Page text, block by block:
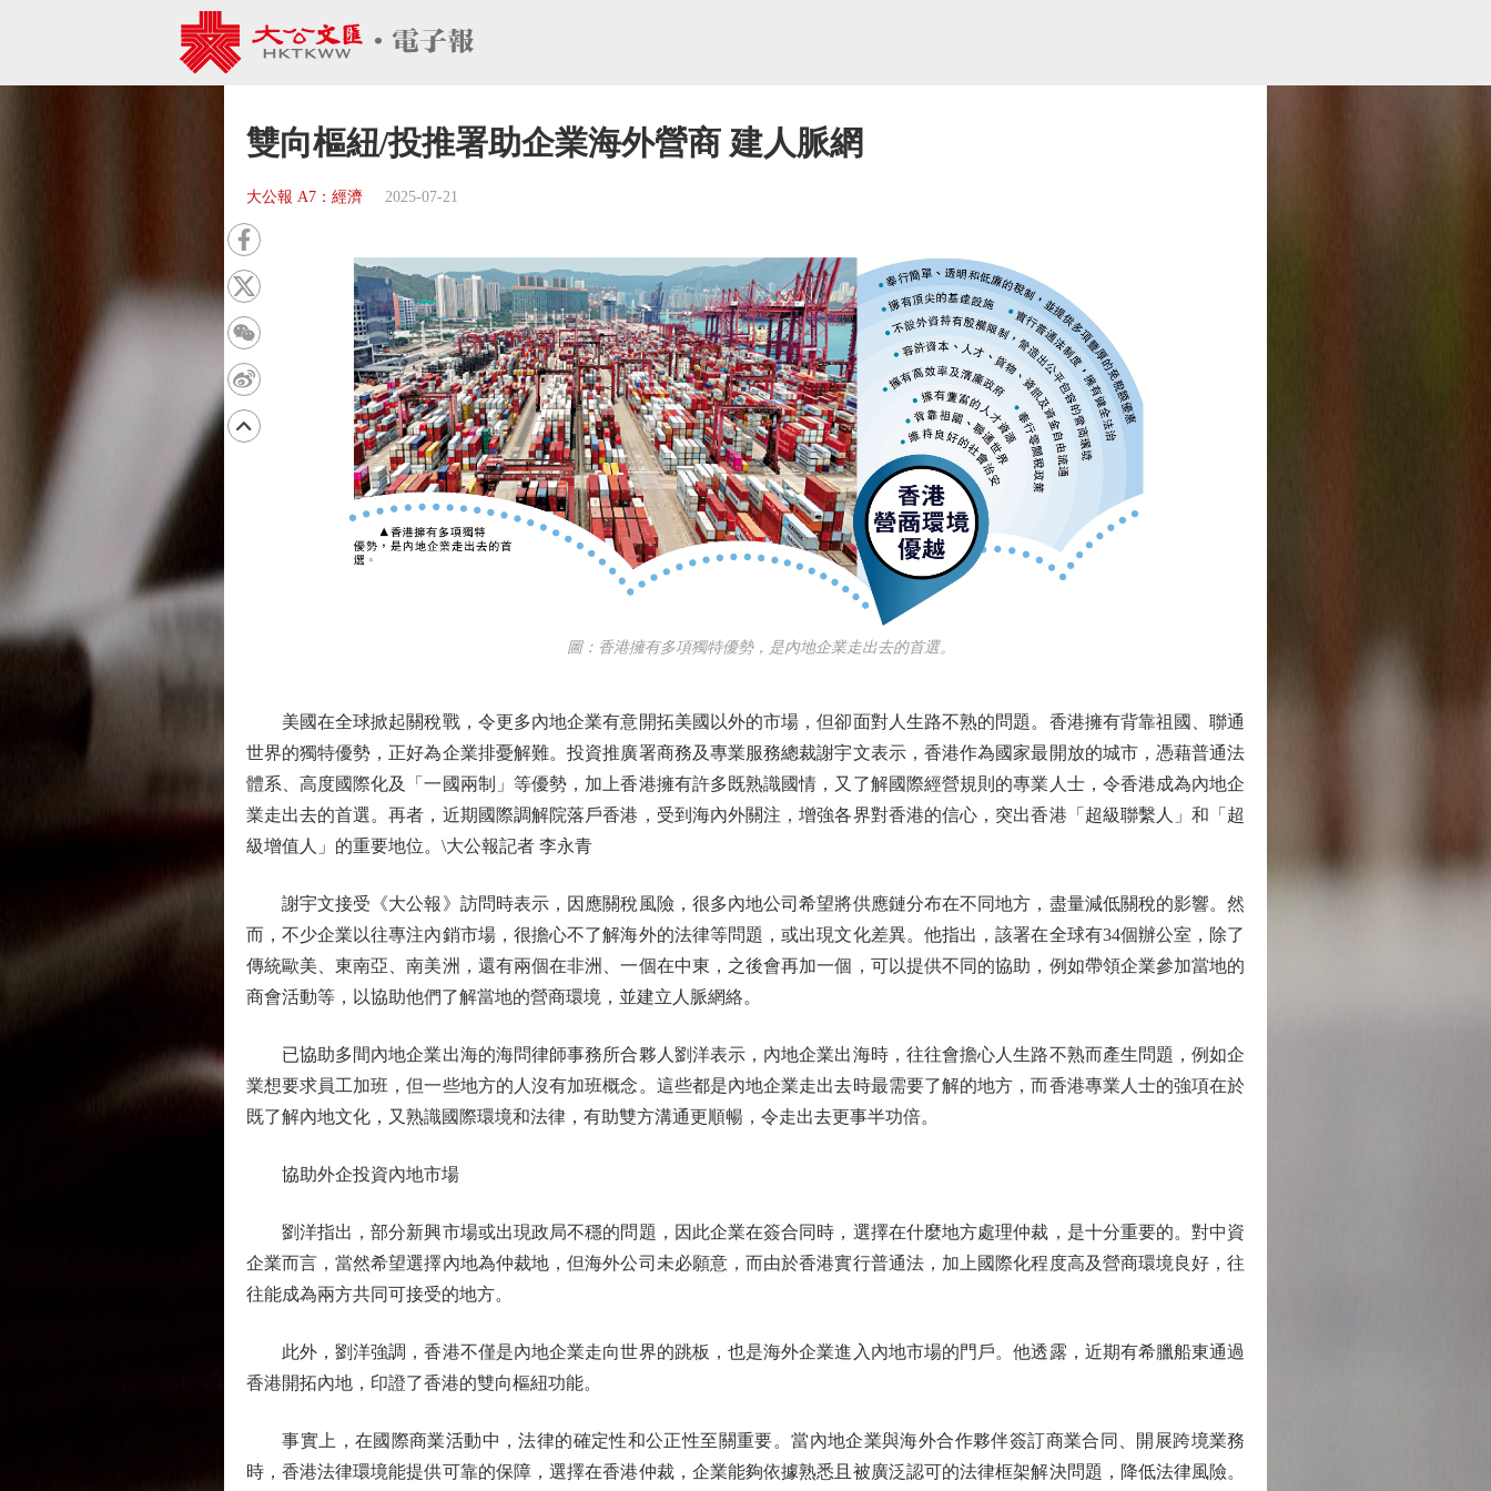
雙向樞紐/投推署助企業海外營商 建人脈網
大公報 A7：經濟 2025-07-21
圖：香港擁有多項獨特優勢，是內地企業走出去的首選。
美國在全球掀起關稅戰，令更多內地企業有意開拓美國以外的市場，但卻面對人生路不熟的問題。香港擁有背靠祖國、聯通
世界的獨特優勢，正好為企業排憂解難。投資推廣署商務及專業服務總裁謝宇文表示，香港作為國家最開放的城市，憑藉普通法
體系、高度國際化及「一國兩制」等優勢，加上香港擁有許多既熟識國情，又了解國際經營規則的專業人士，令香港成為內地企
業走出去的首選。再者，近期國際調解院落戶香港，受到海內外關注，增強各界對香港的信心，突出香港「超級聯繫人」和「超
級增值人」的重要地位。\大公報記者 李永青
謝宇文接受《大公報》訪問時表示，因應關稅風險，很多內地公司希望將供應鏈分布在不同地方，盡量減低關稅的影響。然
而，不少企業以往專注內銷市場，很擔心不了解海外的法律等問題，或出現文化差異。他指出，該署在全球有34個辦公室，除了
傳統歐美、東南亞、南美洲，還有兩個在非洲、一個在中東，之後會再加一個，可以提供不同的協助，例如帶領企業參加當地的
商會活動等，以協助他們了解當地的營商環境，並建立人脈網絡。
已協助多間內地企業出海的海問律師事務所合夥人劉洋表示，內地企業出海時，往往會擔心人生路不熟而產生問題，例如企
業想要求員工加班，但一些地方的人沒有加班概念。這些都是內地企業走出去時最需要了解的地方，而香港專業人士的強項在於
既了解內地文化，又熟識國際環境和法律，有助雙方溝通更順暢，令走出去更事半功倍。
協助外企投資內地市場
劉洋指出，部分新興市場或出現政局不穩的問題，因此企業在簽合同時，選擇在什麼地方處理仲裁，是十分重要的。對中資
企業而言，當然希望選擇內地為仲裁地，但海外公司未必願意，而由於香港實行普通法，加上國際化程度高及營商環境良好，往
往能成為兩方共同可接受的地方。
此外，劉洋強調，香港不僅是內地企業走向世界的跳板，也是海外企業進入內地市場的門戶。他透露，近期有希臘船東通過
香港開拓內地，印證了香港的雙向樞紐功能。
事實上，在國際商業活動中，法律的確定性和公正性至關重要。當內地企業與海外合作夥伴簽訂商業合同、開展跨境業務
時，香港法律環境能提供可靠的保障，選擇在香港仲裁，企業能夠依據熟悉且被廣泛認可的法律框架解決問題，降低法律風險。